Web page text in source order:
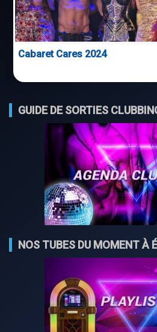
Cabaret Cares 2024
GUIDE DE SORTIES
NOS TUBES DU MOMENT À